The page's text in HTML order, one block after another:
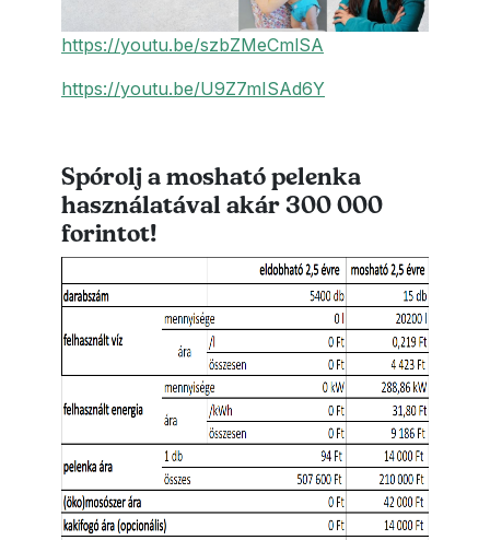
https://youtu.be/szbZMeCmlSA
https://youtu.be/U9Z7mISAd6Y
Spórolj a mosható pelenka
használatával akár 300 000
forintot!